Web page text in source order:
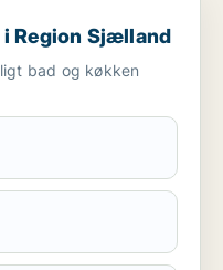
Sjælland
Region Sjælland
bad og køkken